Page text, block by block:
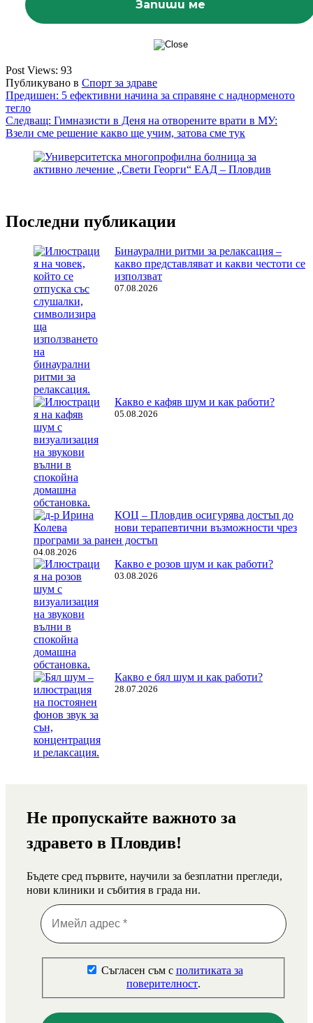
Post Views: 93
Публикувано в Спорт за здраве
Навигация
Предишен: 5 ефективни начина за справяне с наднорменото
тегло
Следващ: Гимназисти в Деня на отворените врати в МУ:
Взели сме решение какво ще учим, затова сме тук
Последни публикации
Бинаурални ритми за релаксация –
какво представляват и какви честоти се
използват
07.08.2026
Какво е кафяв шум и как работи?
05.08.2026
КОЦ – Пловдив осигурява достъп до
нови терапевтични възможности чрез
програми за ранен достъп
04.08.2026
Какво е розов шум и как работи?
03.08.2026
Какво е бял шум и как работи?
28.07.2026
Не пропускайте важното за
здравето в Пловдив!
Бъдете сред първите, научили за безплатни прегледи,
нови клиники и събития в града ни.
Съгласен съм с политиката за
поверителност.